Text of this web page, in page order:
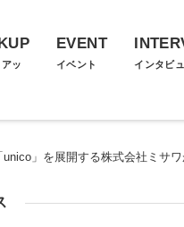
ッ
EVENT
イベント インタビ
unico」を展開する株式会社ミサ